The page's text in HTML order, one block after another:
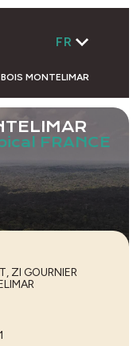
FR
MONTELIMAR
FRANCE
ZI GOURNIER